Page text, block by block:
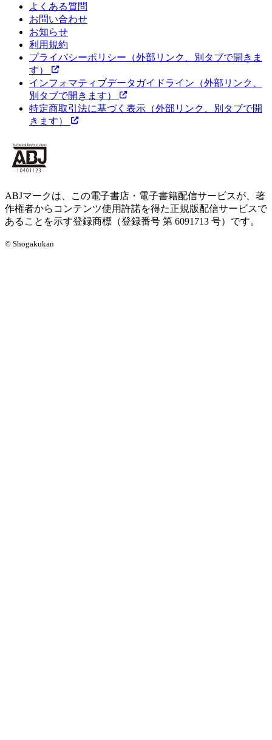
よくある質問
お問い合わせ
お知らせ
利用規約
プライバシーポリシー （外部リンク、別タブで開きま
す）
インフォマティブデータガイドライン （外部リンク、
別タブで開きます）
特定商取引法に基づく表示 （外部リンク、別タブで開
きます）
ABJマークは、この電子書店・電子書籍配信サービスが、著
作権者からコンテンツ使用許諾を得た正規版配信サービスで
あることを示す登録商標（登録番号 第 6091713 号）です。
© Shogakukan